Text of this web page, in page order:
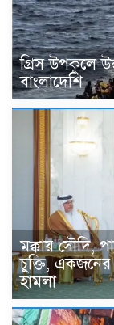
গ্রিস উপকূলে
বাংলাদেশি
মক্কায় সৌদি,
চুক্তি,
হামলা